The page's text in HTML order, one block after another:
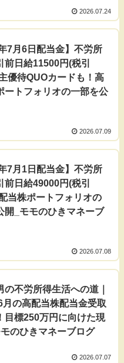
2026.07.24
7月6日配当金】不労所
前日給11500円(税引
優待QUOカードも！高
ートフォリオの一部を公
2026.07.09
7月1日配当金】不労所
前日給49000円(税引
当株ポートフォリオの
開_モモのひきマネーブ
2026.07.08
の不労所得生活への道｜
月の高配当株配当金受取
目標250万円に向けた現
のひきマネーブログ
2026.07.07